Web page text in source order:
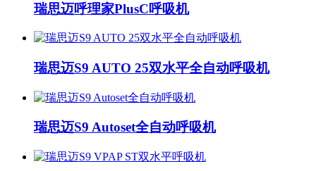
瑞思迈呼理家PlusC呼吸机
瑞思迈S9 AUTO 25双水平全自动呼吸机
瑞思迈S9 Autoset全自动呼吸机